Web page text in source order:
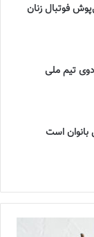
بانوان است